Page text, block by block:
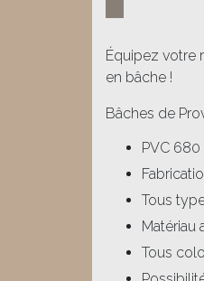
Équipez votre
en bâche !
Bâches de
PVC
Tous
Matériau
Tous